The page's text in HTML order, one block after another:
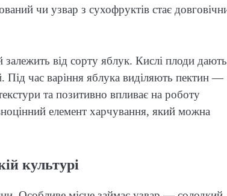
чи узвар з сухофруктів стає
залежить від сорту яблук. Кислі плоди дають
час варіння яблука виділяють пектин —
та позитивно впливає на роботу
елемент харчування, який можна
культурі